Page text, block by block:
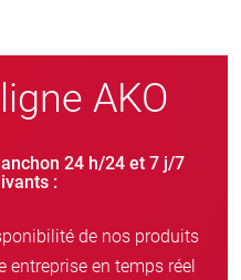
AKO
24 h/24 et 7 j/7
:
de nos produits
entreprise en temps réel